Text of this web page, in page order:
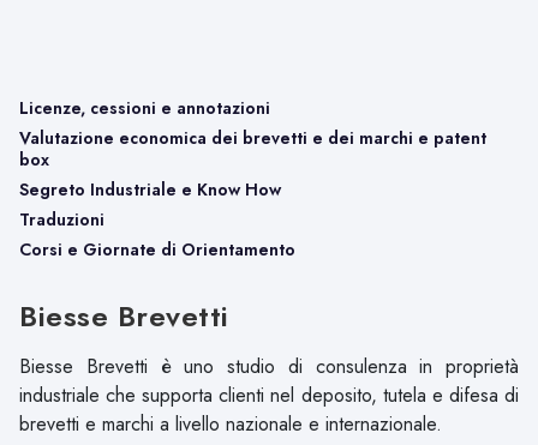
Licenze, cessioni e annotazioni
Valutazione economica dei brevetti e dei marchi e patent
box
Segreto Industriale e Know How
Traduzioni
Corsi e Giornate di Orientamento
Biesse Brevetti
Biesse Brevetti è uno studio di consulenza in proprietà
industriale che supporta clienti nel deposito, tutela e difesa di
brevetti e marchi a livello nazionale e internazionale.